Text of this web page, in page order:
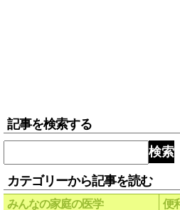
記事を検索する
検索
カテゴリーから記事を読む
みんなの家庭の医学 便